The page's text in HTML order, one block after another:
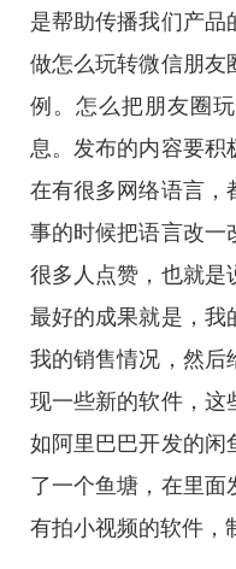
是帮助传播我们产品
做怎么玩转微信朋友
例。怎么把朋友圈
息。发布的内容要积
在有很多网络语言，
事的时候把语言改一
很多人点赞，也就是
最好的成果就是，我
我的销售情况，然后
现一些新的软件，这
如阿里巴巴开发的闲
了一个鱼塘，在里面
有拍小视频的软件，